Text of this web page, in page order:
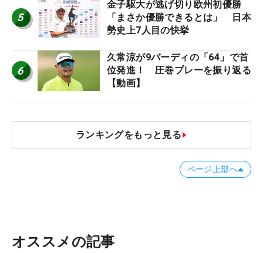
5
金子駆大が逃げ切り欧州初優勝
「まさか優勝できるとは」 日本
勢史上7人目の快挙
6
久常涼が9バーディの「64」で首
位発進！ 圧巻プレーを振り返る
【動画】
ランキングをもっと見る
ページ上部へ
オススメの記事